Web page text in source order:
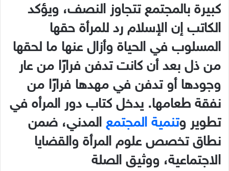
كبيرة بالمجتمع تتجاوز النصف، ويؤكد
الكاتب إن الإسلام رد للمرأة حقها
المسلوب في الحياة وأزال عنها ما لحقها
من ذل بعد أن كانت تدفن فرارًا من عار
وجودها أو تدفن في مهدها فرارًا من
نفقة طعامها. يدخل كتاب دور المرأه في
تطوير وتنمية المجتمع المدني، ضمن
نطاق تخصص علوم المرأة والقضايا
الاجتماعية، ووثيق الصلة